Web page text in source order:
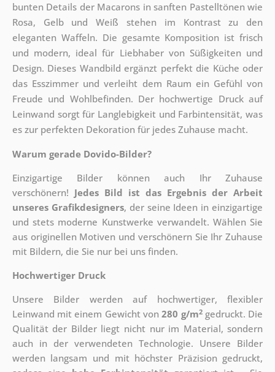
bunten Details der Macarons in sanften Pastelltönen wie
Rosa, Gelb und Weiß stehen im Kontrast zu den
eleganten Waffeln. Die gesamte Komposition ist frisch
und modern, ideal für Liebhaber von Süßigkeiten und
Design. Dieses Wandbild ergänzt perfekt die Küche oder
das Esszimmer und verleiht dem Raum ein Gefühl von
Freude und Wohlbefinden. Der hochwertige Druck auf
Leinwand sorgt für Langlebigkeit und Farbintensität, was
es zur perfekten Dekoration für jedes Zuhause macht.
Warum gerade Dovido-Bilder?
Einzigartige Bilder können auch Ihr Zuhause
verschönern! Jedes Bild ist das Ergebnis der Arbeit
unseres Grafikdesigners, der seine Ideen in einzigartige
und stets moderne Kunstwerke verwandelt. Wählen Sie
aus originellen Motiven und verschönern Sie Ihr Zuhause
mit Bildern, die Sie nur bei uns finden.
Hochwertiger Druck
Unsere Bilder werden auf hochwertiger, flexibler
Leinwand mit einem Gewicht von280 g/m2gedruckt. Die
Qualität der Bilder liegt nicht nur im Material, sondern
auch in der verwendeten Technologie. Unsere Bilder
werden langsam und mit höchster Präzision gedruckt,